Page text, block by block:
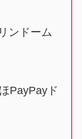
ンドーム
PayPayド